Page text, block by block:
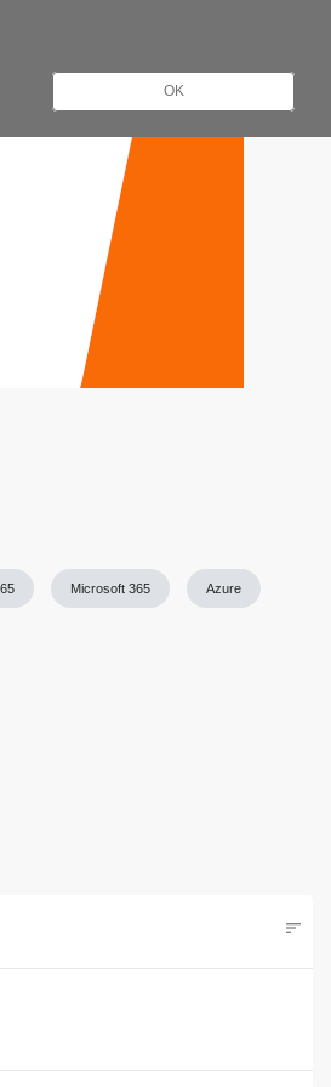
Microsoft 365 Azure
sort
OK